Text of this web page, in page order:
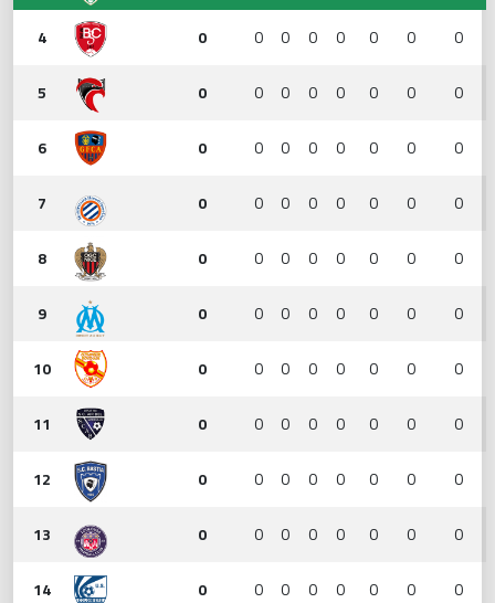
4 0 0 0 0 0 0 0 0
5 0 0 0 0 0 0 0 0
6 0 0 0 0 0 0 0 0
7 0 0 0 0 0 0 0 0
8 0 0 0 0 0 0 0 0
9 0 0 0 0 0 0 0 0
10 0 0 0 0 0 0 0 0
11 0 0 0 0 0 0 0 0
12 0 0 0 0 0 0 0 0
13 0 0 0 0 0 0 0 0
14 0 0 0 0 0 0 0 0